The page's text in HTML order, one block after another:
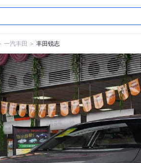
一汽丰田 ＞ 丰田锐志